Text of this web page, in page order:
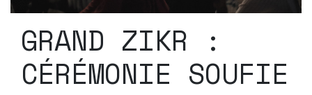
GRAND ZIKR :
CÉRÉMONIE SOUFIE